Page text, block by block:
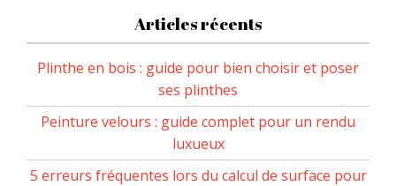
Articles récents
Plinthe en bois : guide pour bien choisir et poser
ses plinthes
Peinture velours : guide complet pour un rendu
luxueux
5 erreurs fréquentes lors du calcul de surface pour